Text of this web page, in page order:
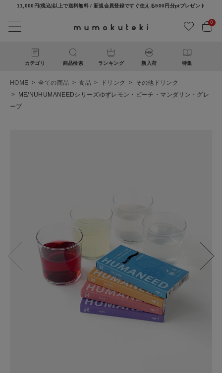
11,000円(税込)以上で送料無料 / 新規会員登録ですぐ使える500円分ptプレゼント
0
カテゴリ 商品検索 ランキング 新入荷 特集
HOME 全ての商品 食品 ドリンク
その他ドリンク
ME/NUHUMANEEDシリーズゆずレモン・ピーチ・マンダリン・グレ
ープ